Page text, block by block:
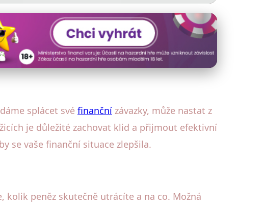
finanční situaci
splácet své finanční závazky, může nastat z
je důležité zachovat klid a přijmout efektivní
se vaše finanční situace zlepšila.
peněz skutečně utrácíte a na co. Možná